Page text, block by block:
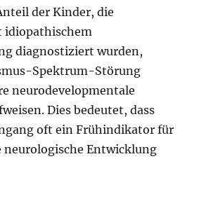
der Kinder, die
idiopathischem
diagnostiziert wurden,
Spektrum-Störung
neurodevelopmentale
Dies bedeutet, dass
oft ein Frühindikator für
neurologische Entwicklung